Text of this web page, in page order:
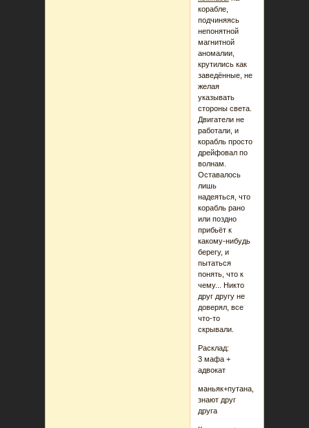
корабле,
подчиняясь
непонятной
магнитной
аномалии,
крутились как
заведённые, не
желая
указывать
стороны света.
Двигатели не
работали, и
корабль просто
дрейфовал по
волнам.
Оставалось
лишь
надеяться, что
корабль рано
или поздно
прибьёт к
какому-нибудь
берегу, и
пытаться
понять, что к
чему... Никто
друг другу не
доверял, все
что-то
скрывали.
Расклад:
3 мафа +
адвокат
маньяк+путана,
знают друг
друга